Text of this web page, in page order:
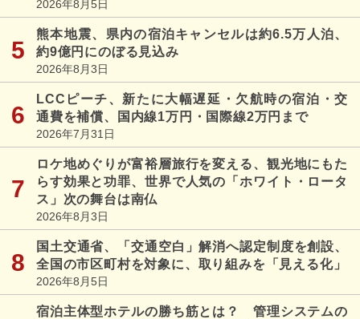
2026年8月5日
熊本地震、県内の宿泊キャンセルは約6.5万人泊、
約9億円にのぼる見込み
2026年8月3日
LCCピーチ、新たに大幅遅延・欠航時の宿泊・交
通費を補償、国内線1万円・国際線2万円まで
2026年7月31日
ロケ地めぐりが富裕層旅行を変える、観光地にもた
らす効果と功罪、世界で人気の「ホワイト・ロータ
ス」次の舞台は南仏
2026年8月3日
国土交通省、「交通空白」解消へ認定制度を創設、
全国の市区町村を対象に、取り組みを「見える化」
2026年8月5日
宿泊主体型ホテルの勝ち筋とは？ 管理システムの